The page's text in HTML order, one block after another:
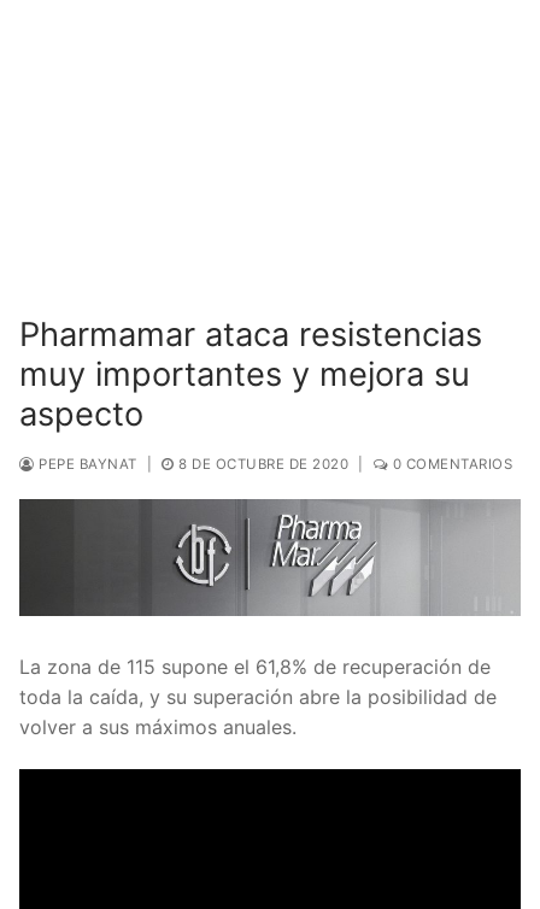
Pharmamar ataca resistencias
muy importantes y mejora su
aspecto
PEPE BAYNAT 8 DE OCTUBRE DE 2020 0 COMENTARIOS
La zona de 115 supone el 61,8% de recuperación de
toda la caída, y su superación abre la posibilidad de
volver a sus máximos anuales.